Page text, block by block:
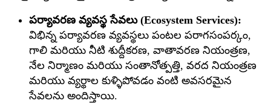
పర్యావరణ వ్యవస్థ సేవలు (Ecosystem Services):
విభిన్న పర్యావరణ వ్యవస్థలు పంటల పరాగసంపర్కం,
గాలి మరియు నీటి శుద్దీకరణ, వాతావరణ నియంత్రణ,
నేల నిర్మాణం మరియు సంతానోత్పత్తి, వరద నియంత్రణ
మరియు వ్యర్థాల కుళ్ళిపోవడం వంటి అవసరమైన
సేవలను అందిస్తాయి.